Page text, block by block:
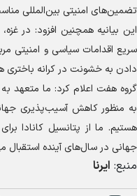
تضمین‌های امنیتی بین‌المللی
این بیانیه همچنین افزود: در
سریع اقدامات سیاسی و امنیتی
دادن به خشونت در کرانه باختری
گروه هفت اعلام کرد: ما متعهد
به منظور کاهش آسیب‌پذیری
هستیم. ما از پتانسیل کانادا
جهانی در سال‌های آینده استقبال
منبع: ایرنا